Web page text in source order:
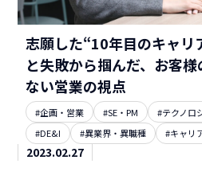
志願した“10年目のキャリ
と失敗から掴んだ、お客
ない営業の視点
#企画・営業 #SE・PM #テクノロ
#DE&I
#異業界・異職種 #キャリ
2023.02.27